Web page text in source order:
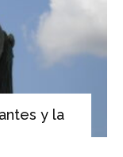
y la